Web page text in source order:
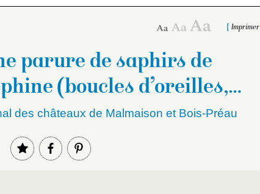
Imprimer
parure de saphirs de
(boucles d’oreilles,…
des châteaux de Malmaison et Bois-Préau